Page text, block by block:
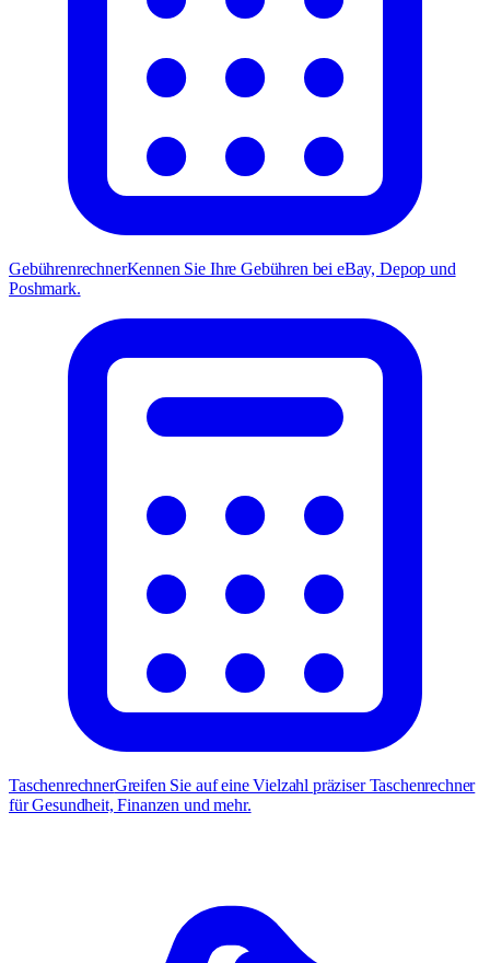
GebührenrechnerKennen Sie Ihre Gebühren bei eBay, Depop und
Poshmark.
TaschenrechnerGreifen Sie auf eine Vielzahl präziser Taschenrechner
für Gesundheit, Finanzen und mehr.